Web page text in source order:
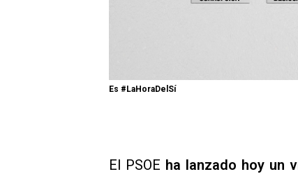
Es #LaHoraDelSí
El PSOE ha lanzado hoy un